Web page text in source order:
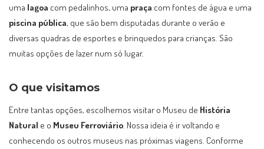
uma lagoa com pedalinhos, uma praça com fontes de água e uma
piscina pública, que são bem disputadas durante o verão e
diversas quadras de esportes e brinquedos para crianças. São
muitas opções de lazer num só lugar.
O que visitamos
Entre tantas opções, escolhemos visitar o Museu de História
Natural e o Museu Ferroviário. Nossa ideia é ir voltando e
conhecendo os outros museus nas próximas viagens. Conforme